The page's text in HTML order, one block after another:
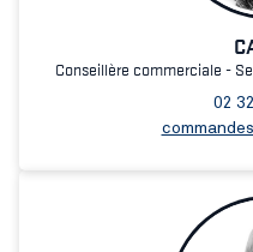
Conseillère commerciale -
02